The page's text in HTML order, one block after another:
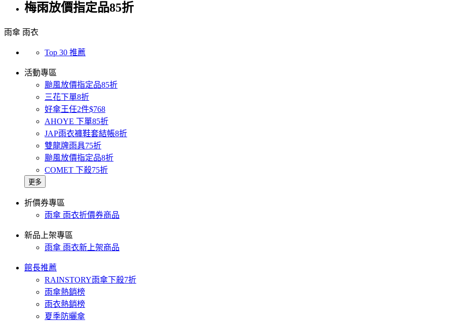
梅雨放價指定品85折
雨傘 雨衣
Top 30 推薦
活動專區
颱風放價指定品85折
三花下單8折
好傘王任2件$768
AHOYE 下單85折
JAP雨衣褲鞋套結帳8折
雙龍牌雨具75折
颱風放價指定品8折
COMET 下殺75折
更多
折價券專區
雨傘 雨衣折價券商品
新品上架專區
雨傘 雨衣新上架商品
館長推薦
RAINSTORY雨傘下殺7折
雨傘熱銷榜
雨衣熱銷榜
夏季防曬傘